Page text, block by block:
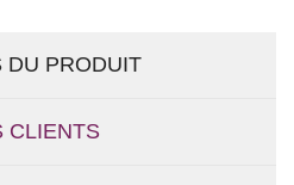
DU PRODUIT
CLIENTS